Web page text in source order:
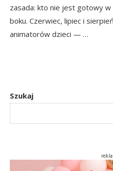
zasada: kto nie jest gotowy
boku. Czerwiec, lipiec i
animatorów dzieci — …
Szukaj